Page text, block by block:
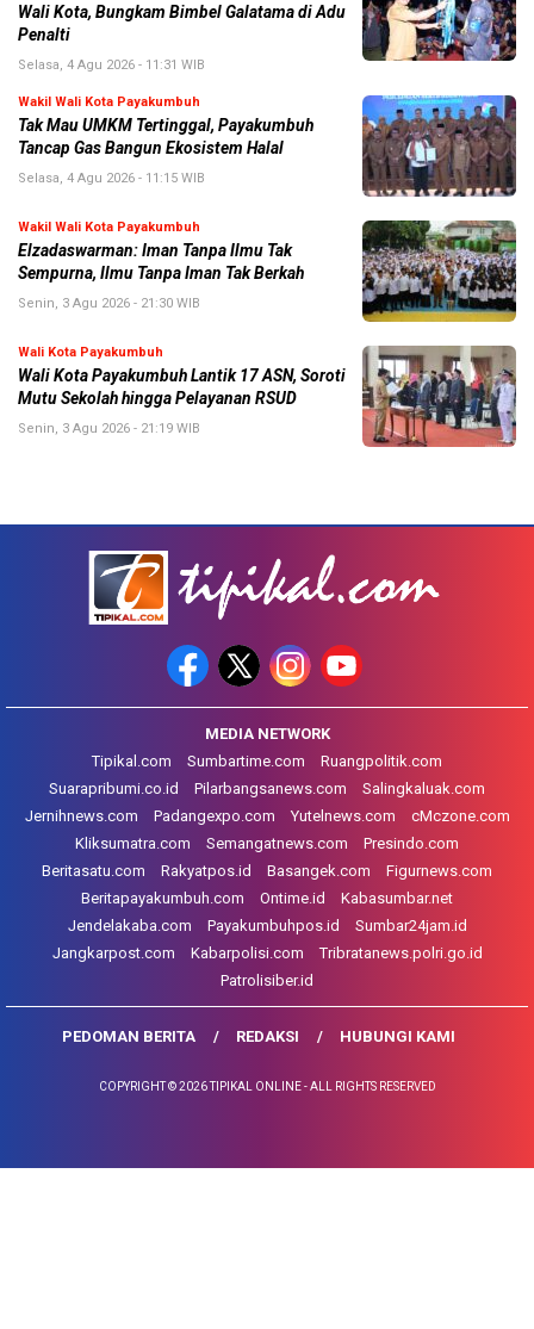
Wali Kota, Bungkam Bimbel Galatama di Adu
Penalti
Selasa, 4 Agu 2026 - 11:31 WIB
Wakil Wali Kota Payakumbuh
Tak Mau UMKM Tertinggal, Payakumbuh
Tancap Gas Bangun Ekosistem Halal
Selasa, 4 Agu 2026 - 11:15 WIB
Wakil Wali Kota Payakumbuh
Elzadaswarman: Iman Tanpa Ilmu Tak
Sempurna, Ilmu Tanpa Iman Tak Berkah
Senin, 3 Agu 2026 - 21:30 WIB
Wali Kota Payakumbuh
Wali Kota Payakumbuh Lantik 17 ASN, Soroti
Mutu Sekolah hingga Pelayanan RSUD
Senin, 3 Agu 2026 - 21:19 WIB
MEDIA NETWORK
Tipikal.com
Sumbartime.com
Ruangpolitik.com
Suarapribumi.co.id
Pilarbangsanews.com
Salingkaluak.com
Jernihnews.com
Padangexpo.com Yutelnews.com
cMczone.com
Kliksumatra.com
Semangatnews.com
Presindo.com
Beritasatu.com
Rakyatpos.id Basangek.com
Figurnews.com
Beritapayakumbuh.com
Ontime.id
Kabasumbar.net
Jendelakaba.com
Payakumbuhpos.id
Sumbar24jam.id
Jangkarpost.com
Kabarpolisi.com
Tribratanews.polri.go.id
Patrolisiber.id
PEDOMAN BERITA REDAKSI HUBUNGI KAMI
COPYRIGHT © 2026 TIPIKAL ONLINE - ALL RIGHTS RESERVED